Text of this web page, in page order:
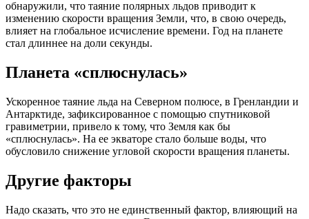
обнаружили, что таяние полярных льдов приводит к
изменению скорости вращения Земли, что, в свою очередь,
влияет на глобальное исчисление времени. Год на планете
стал длиннее на доли секунды.
Планета «сплюснулась»
Ускоренное таяние льда на Северном полюсе, в Гренландии и
Антарктиде, зафиксированное с помощью спутниковой
гравиметрии, привело к тому, что Земля как бы
«сплюснулась». На ее экваторе стало больше воды, что
обусловило снижение угловой скорости вращения планеты.
Другие факторы
Надо сказать, что это не единственный фактор, влияющий на